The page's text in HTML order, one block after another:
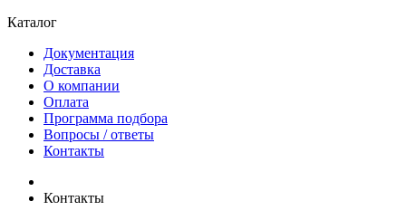
Каталог
Документация
Доставка
О компании
Оплата
Программа подбора
Вопросы / ответы
Контакты
Контакты